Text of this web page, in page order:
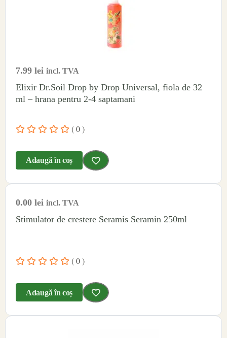
7.99 lei incl. TVA
Elixir Dr.Soil Drop by Drop Universal, fiola de 32
ml – hrana pentru 2-4 saptamani
( 0 )
Adaugă în coș
0.00 lei incl. TVA
Stimulator de crestere Seramis Seramin 250ml
( 0 )
Adaugă în coș